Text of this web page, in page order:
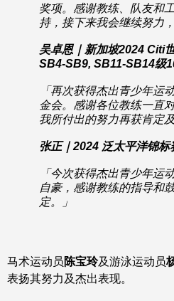
奖项。感谢教练、队友和
持，接下来我会继续努力
吴卓恩｜新加坡2024 Citi
SB4-SB9, SB11-SB14级
「再次获得杰出青少年运
金会。感谢各位教练一直
我所付出的努力再获肯定
张正｜2024 泛太平洋锦
「今次获得杰出青少年运
自豪，感谢教练的指导和
定。」
马术运动员陈宝玲及游泳运动员
表扬其努力及杰出表现。